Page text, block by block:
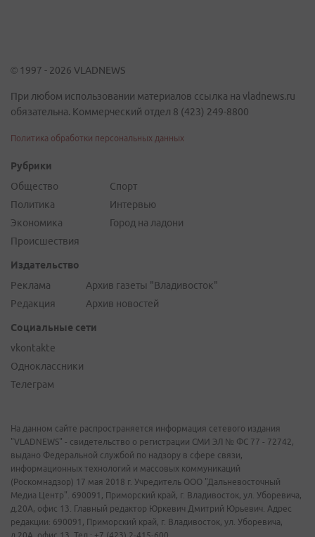
© 1997 - 2026 VLADNEWS
При любом использовании материалов ссылка на vladnews.ru
обязательна. Коммерческий отдел 8 (423) 249-8800
Политика обработки персональных данных
Рубрики
Общество
Политика
Экономика
Происшествия
Спорт
Интервью
Город на ладони
Издательство
Реклама
Редакция
Архив газеты "Владивосток"
Архив новостей
Социальные сети
vkontakte
Одноклассники
Телеграм
На данном сайте распространяется информация сетевого издания
"VLADNEWS" - свидетельство о регистрации СМИ ЭЛ № ФС 77 - 72742,
выдано Федеральной службой по надзору в сфере связи,
информационных технологий и массовых коммуникаций
(Роскомнадзор) 17 мая 2018 г. Учредитель ООО "Дальневосточный
Медиа Центр". 690091, Приморский край, г. Владивосток, ул. Уборевича,
д.20А, офис 13. Главный редактор Юркевич Дмитрий Юрьевич. Адрес
редакции: 690091, Приморский край, г. Владивосток, ул. Уборевича,